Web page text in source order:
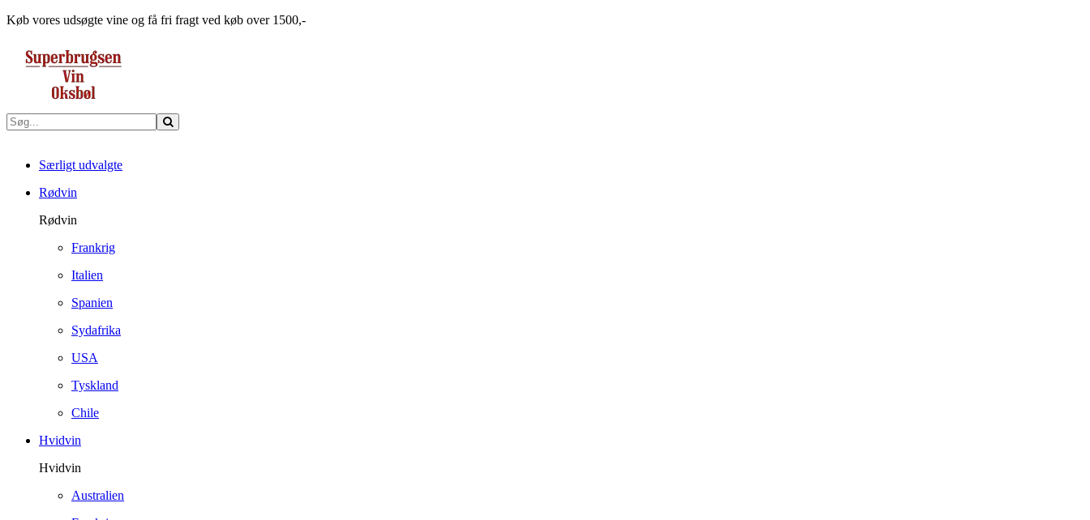
Køb vores udsøgte vine og få fri fragt ved køb over 1500,-
Særligt udvalgte
Rødvin
Rødvin
Frankrig
Italien
Spanien
Sydafrika
USA
Tyskland
Chile
Hvidvin
Hvidvin
Australien